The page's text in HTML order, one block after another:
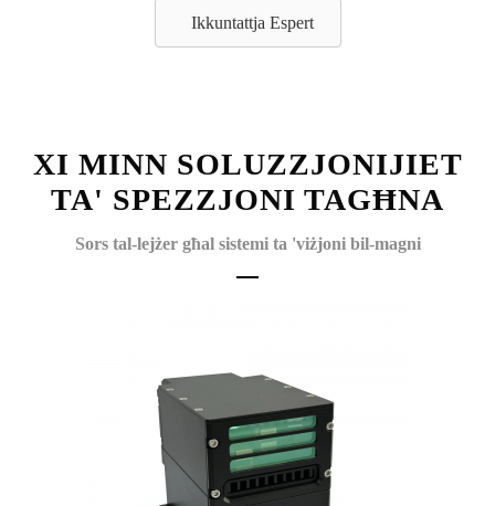
Ikkuntattja Espert
XI MINN SOLUZZJONIJIET
TA' SPEZZJONI TAGĦNA
Sors tal-lejżer għal sistemi ta 'viżjoni bil-magni